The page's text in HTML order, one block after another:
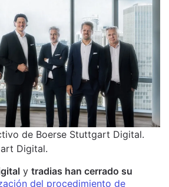
de Boerse Stuttgart Digital.
Digital.
y tradias han cerrado su
del procedimiento de